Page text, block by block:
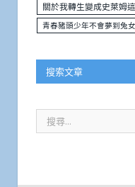
關於我轉生變成史萊姆
青春豬頭少年不會夢到兔
搜索文章